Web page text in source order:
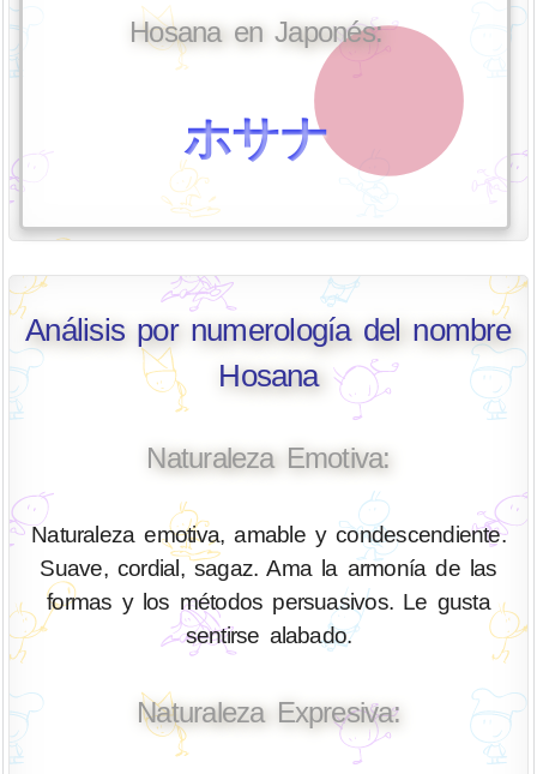
Hosana en Japonés:
ホサナ
Análisis por numerología del nombre
Hosana
Naturaleza Emotiva:
Naturaleza emotiva, amable y condescendiente.
Suave, cordial, sagaz. Ama la armonía de las
formas y los métodos persuasivos. Le gusta
sentirse alabado.
Naturaleza Expresiva: